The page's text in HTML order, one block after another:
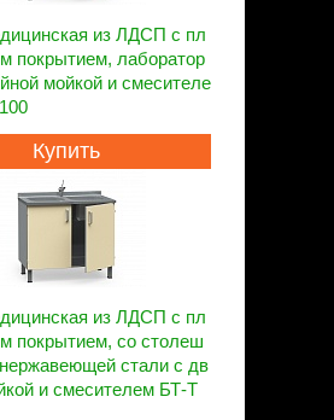
из ЛДСП с пл
покрытием, лаборатор
мойкой и смесителе
Купить
из ЛДСП с пл
покрытием, со столеш
стали с дв
и смесителем БТ-Т